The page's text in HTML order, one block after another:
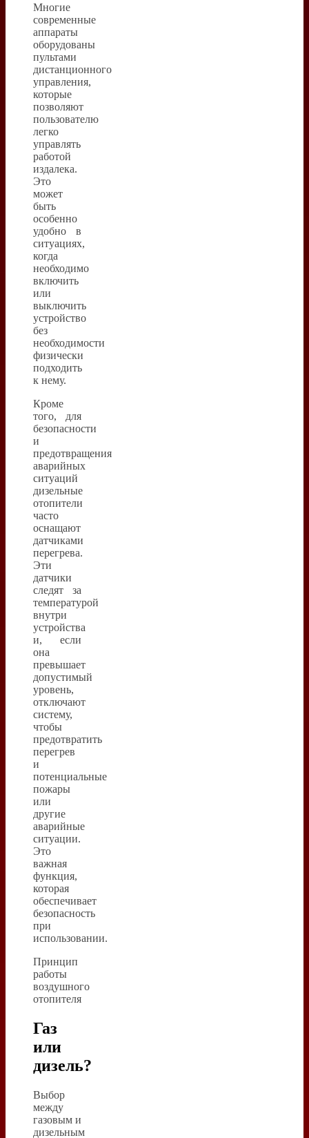
Многие
современные
аппараты
оборудованы
пультами
дистанционного
управления,
которые
позволяют
пользователю
легко
управлять
работой
издалека.
Это
может
быть
особенно
удобно в
ситуациях,
когда
необходимо
включить
или
выключить
устройство
без
необходимости
физически
подходить
к нему.
Кроме
того, для
безопасности
и
предотвращения
аварийных
ситуаций
дизельные
отопители
часто
оснащают
датчиками
перегрева.
Эти
датчики
следят за
температурой
внутри
устройства
и, если
она
превышает
допустимый
уровень,
отключают
систему,
чтобы
предотвратить
перегрев
и
потенциальные
пожары
или
другие
аварийные
ситуации.
Это
важная
функция,
которая
обеспечивает
безопасность
при
использовании.
Принцип
работы
воздушного
отопителя
Газ
или
дизель?
Выбор
между
газовым и
дизельным